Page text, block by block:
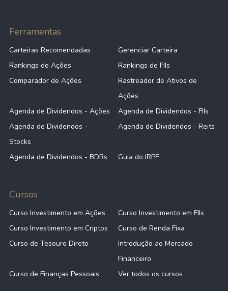
Ferramentas
Carteiras Recomendadas
Gerenciar Carteira
Rankings de Ações
Rankings de FIIs
Comparador de Ações
Rastreador de Ativos de
Ações
Agenda de Dividendos - Ações
Agenda de Dividendos - FIIs
Agenda de Dividendos -
Stocks
Agenda de Dividendos - Reits
Agenda de Dividendos - BDRs Guia do IRPF
Cursos
Curso Investimento em Ações
Curso Investimento em FIIs
Curso Investimento em Criptos
Curso de Renda Fixa
Curso de Tesouro Direto
Introdução ao Mercado
Financeiro
Curso de Finanças Pessoais
Ver todos os cursos